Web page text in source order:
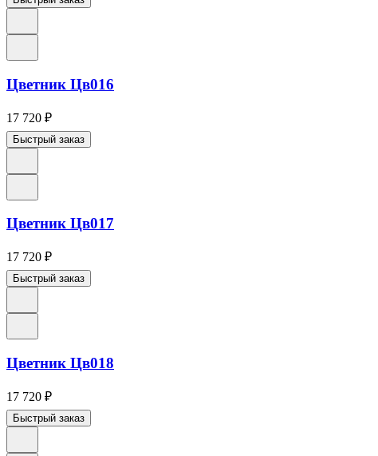
Цветник Цв016
17 720 ₽
Быстрый заказ
Цветник Цв017
17 720 ₽
Быстрый заказ
Цветник Цв018
17 720 ₽
Быстрый заказ